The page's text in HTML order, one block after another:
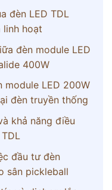
đèn LED TDL
hoạt
đèn module LED
400W
module LED 200W
đèn truyền thống
khả năng điều
đầu tư đèn
sân pickleball